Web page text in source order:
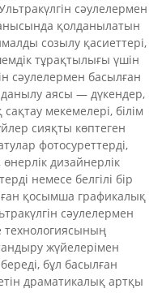
сәулелермен
қолданылатын
созылу қасиеттері,
тұрақтылығы үшін
сәулелермен басылған
аясы — дүкендер,
мекемелері, білім
сияқты көптеген
фотосуреттерді,
дизайнерлік
немесе белгілі бір
қосымша графикалық
сәулелермен
технологиясының
жүйелерімен
бұл басылған
драматикалық артқы